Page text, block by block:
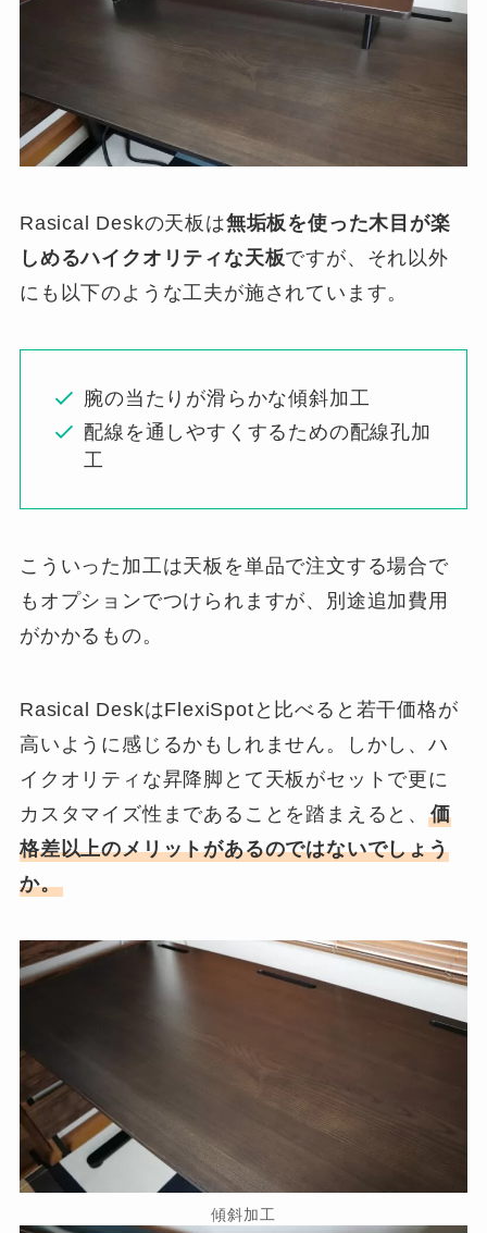
Rasical Deskの天板は無垢板を使った木目が楽
しめるハイクオリティな天板ですが、それ以外
にも以下のような工夫が施されています。
腕の当たりが滑らかな傾斜加工
配線を通しやすくするための配線孔加
工
こういった加工は天板を単品で注文する場合で
もオプションでつけられますが、別途追加費用
がかかるもの。
Rasical DeskはFlexiSpotと比べると若干価格が
高いように感じるかもしれません。しかし、ハ
イクオリティな昇降脚とて天板がセットで更に
カスタマイズ性まであることを踏まえると、価
格差以上のメリットがあるのではないでしょう
か。
傾斜加工